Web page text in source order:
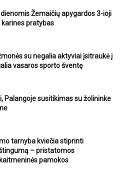
Žemaičių apygardos 3-ioji
pratybas
su negalia aktyviai įsitraukė į
vasaros sporto šventę
Palangoje susitikimas su žolininke
tarnyba kviečia stiprinti
– pristatomos
pamokos